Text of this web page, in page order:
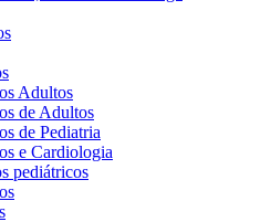
Adultos
de Adultos
de Pediatria
e Cardiologia
pediátricos